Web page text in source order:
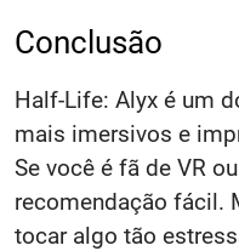
Conclusão
Half-Life: Alyx é um
mais imersivos e
Se você é fã de VR
recomendação fácil.
tocar algo tão